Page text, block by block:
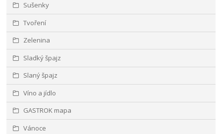
Sušenky
Tvoření
Zelenina
Sladký špajz
Slaný špajz
Víno a jídlo
GASTROK mapa
Vánoce